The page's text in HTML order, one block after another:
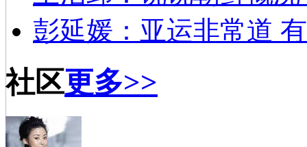
彭延媛：亚运非常道
社区更多>>